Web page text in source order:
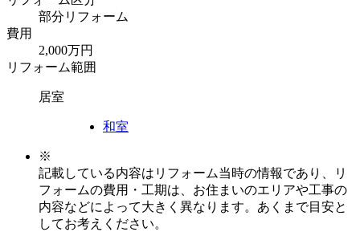
部分リフォーム
費用
2,000万円
リフォーム範囲
居室
和室
※
記載している内容はリフォーム当時の情報であり、リ
フォームの費用・工期は、お住まいのエリアや工事の
内容などによって大きく異なります。あくまで目安と
してお考えください。